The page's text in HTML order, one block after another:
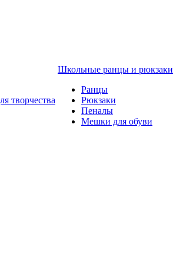
творчества
Школьные ранцы и рюкзаки
Ранцы
Рюкзаки
Пеналы
Мешки для обуви